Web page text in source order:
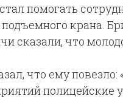
помогать
крана.
сказали, что
что ему
полицейские